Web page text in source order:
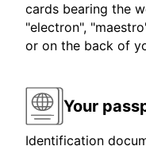
cards bearing the
"electron",
or on the back of
Your
Identification